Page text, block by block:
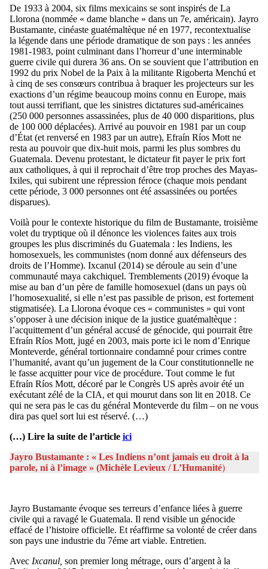
De 1933 à 2004, six films mexicains se sont inspirés de La
Llorona (nommée « dame blanche » dans un 7e, américain). Jayro
Bustamante, cinéaste guatémaltèque né en 1977, recontextualise
la légende dans une période dramatique de son pays : les années
1981-1983, point culminant dans l’horreur d’une interminable
guerre civile qui durera 36 ans. On se souvient que l’attribution en
1992 du prix Nobel de la Paix à la militante Rigoberta Menchú et
à cinq de ses consœurs contribua à braquer les projecteurs sur les
exactions d’un régime beaucoup moins connu en Europe, mais
tout aussi terrifiant, que les sinistres dictatures sud-américaines
(250 000 personnes assassinées, plus de 40 000 disparitions, plus
de 100 000 déplacées). Arrivé au pouvoir en 1981 par un coup
d’État (et renversé en 1983 par un autre), Efraín Ríos Mott ne
resta au pouvoir que dix-huit mois, parmi les plus sombres du
Guatemala. Devenu protestant, le dictateur fit payer le prix fort
aux catholiques, à qui il reprochait d’être trop proches des Mayas-
Ixiles, qui subirent une répression féroce (chaque mois pendant
cette période, 3 000 personnes ont été assassinées ou portées
disparues).
Voilà pour le contexte historique du film de Bustamante, troisième
volet du tryptique où il dénonce les violences faites aux trois
groupes les plus discriminés du Guatemala : les Indiens, les
homosexuels, les communistes (nom donné aux défenseurs des
droits de l’Homme). Ixcanul (2014) se déroule au sein d’une
communauté maya cakchiquel. Tremblements (2019) évoque la
mise au ban d’un père de famille homosexuel (dans un pays où
l’homosexualité, si elle n’est pas passible de prison, est fortement
stigmatisée). La Llorona évoque ces « communistes » qui vont
s’opposer à une décision inique de la justice guatémaltèque :
l’acquittement d’un général accusé de génocide, qui pourrait être
Efraín Ríos Mott, jugé en 2003, mais porte ici le nom d’Enrique
Monteverde, général tortionnaire condamné pour crimes contre
l’humanité, avant qu’un jugement de la Cour constitutionnelle ne
le fasse acquitter pour vice de procédure. Tout comme le fut
Efraín Ríos Mott, décoré par le Congrès US après avoir été un
exécutant zélé de la CIA, et qui mourut dans son lit en 2018. Ce
qui ne sera pas le cas du général Monteverde du film – on ne vous
dira pas quel sort lui est réservé. (…)
(…) Lire la suite de l’article ici
Jayro Bustamante : « Les Indiens n’ont jamais eu droit à la
parole, ni à l’image » (Michèle Levieux / L’Humanité)
Jayro Bustamante évoque ses terreurs d’enfance liées à guerre
civile qui a ravagé le Guatemala. Il rend visible un génocide
effacé de l’histoire officielle. Et réaffirme sa volonté de créer dans
son pays une industrie du 7éme art viable. Entretien.
Avec Ixcanul, son premier long métrage, ours d’argent à la